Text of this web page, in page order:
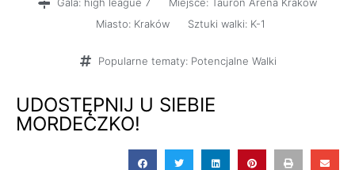
[AKTUALIZACJA]
Miasto: Kraków Sztuki walki: K-1
Popularne tematy: Potencjalne Walki
UDOSTĘPNIJ U SIEBIE
MORDECZKO!